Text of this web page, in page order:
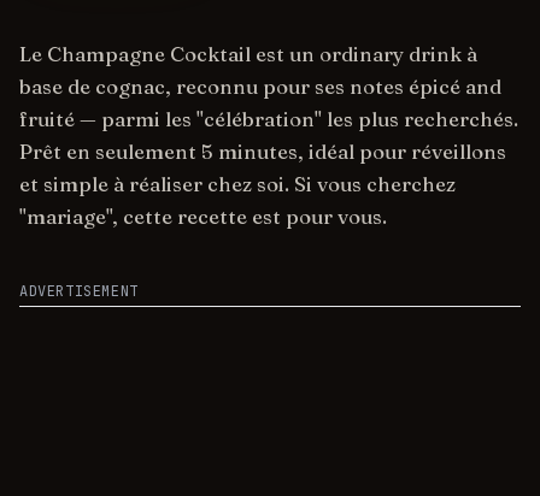
Le Champagne Cocktail est un ordinary drink à
base de cognac, reconnu pour ses notes épicé and
fruité — parmi les "célébration" les plus recherchés.
Prêt en seulement 5 minutes, idéal pour réveillons
et simple à réaliser chez soi. Si vous cherchez
"mariage", cette recette est pour vous.
ADVERTISEMENT